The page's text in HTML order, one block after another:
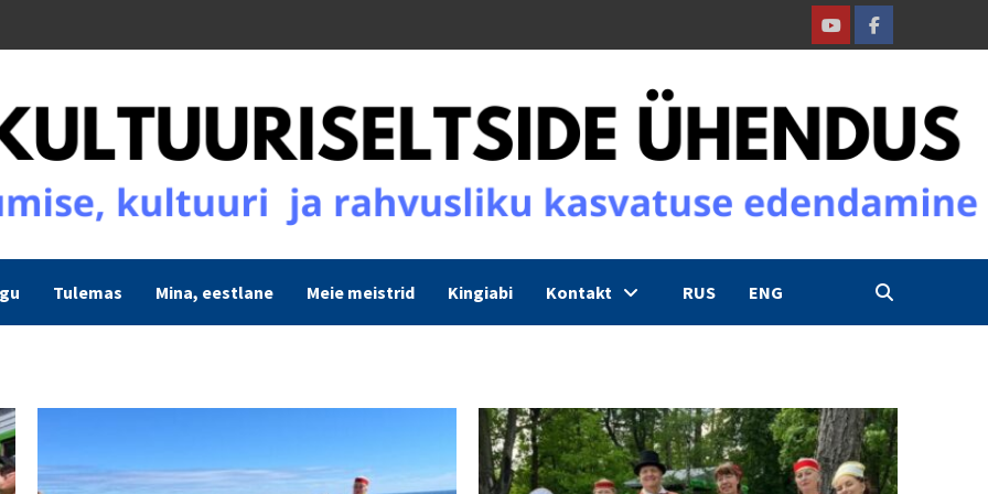
YoutubeFacebook
Tulemas Mina, eestlane Meie meistrid Kingiabi Kontakt RUS ENG